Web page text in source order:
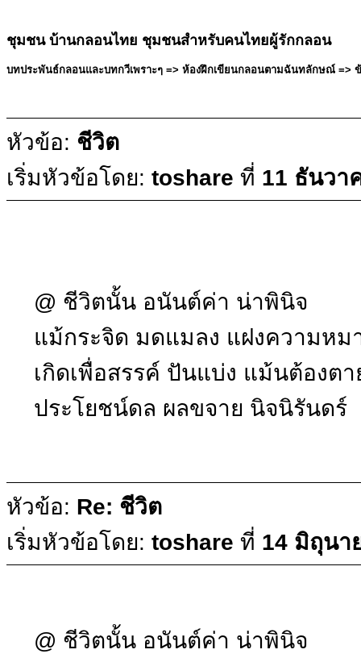
ชุมชน บ้านกลอนไทย ชุมชนสำหรับคนไทยผู้รักกลอน
บทประพันธ์กลอนและบทกวีเพราะๆ => ห้องฝึกเขียนกลอนตามฉันทลักษณ์ =>
หัวข้อ: ชีวิต
เริ่มหัวข้อโดย: toshare ที่ 11 ธันวา
@ ชีวิตนั้น อนันต์ค่า น่าพินิจ
แม้กระจิด มดแมลง แฝงความหม
เกิดเพื่อสรรค์ ปันแบ่ง แม้นต้องตา
ประโยชน์ดล ผลขจาย นิจนิรันดร์
หัวข้อ: Re: ชีวิต
เริ่มหัวข้อโดย: toshare ที่ 14 มิถุนา
@ ชีวิตนั้น อนันต์ค่า น่าพินิจ